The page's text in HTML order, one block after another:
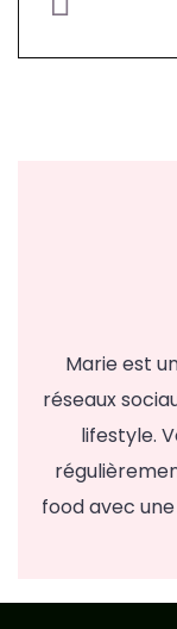
Marie est
réseaux
lifestyle.
food avec